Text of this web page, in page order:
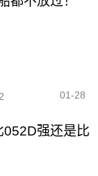
01-28
052D强还是比